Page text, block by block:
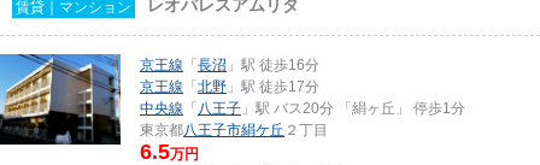
賃貸｜マンション レオパレスアムリタ
京王線 「長沼 」駅 徒歩16分
京王線 「北野 」駅 徒歩17分
中央線 「 八王子 」駅 バス20分 「絹ヶ丘」 停歩1分
東京都八王子市絹ケ丘 ２丁目
6.5万円